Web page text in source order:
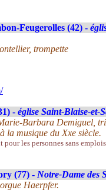
Feugerolles (42) -
trompette
- église Saint-Blaise-et-
Barbara Demiguel,
la musique du Xxe siècle.
les personnes sans
(77) - Notre-Dame des
Haerpfer.